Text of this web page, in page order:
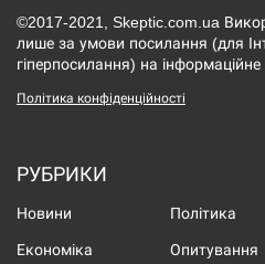
©2017-2021, Skeptic.com.ua
лише за умови посилання (для
гіперпосилання) на
Політика конфіденційності
РУБРИКИ
Новини Політика
Економіка Опитування